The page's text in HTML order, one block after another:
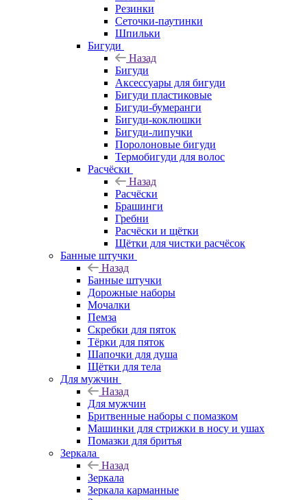
Резинки
Сеточки-паутинки
Шпильки
Бигуди
Назад
Бигуди
Аксессуары для бигуди
Бигуди пластиковые
Бигуди-бумеранги
Бигуди-коклюшки
Бигуди-липучки
Поролоновые бигуди
Термобигуди для волос
Расчёски
Назад
Расчёски
Брашинги
Гребни
Расчёски и щётки
Щётки для чистки расчёсок
Банные штучки
Назад
Банные штучки
Дорожные наборы
Мочалки
Пемза
Скребки для пяток
Тёрки для пяток
Шапочки для душа
Щётки для тела
Для мужчин
Назад
Для мужчин
Бритвенные наборы с помазком
Машинки для стрижки в носу и ушах
Помазки для бритья
Зеркала
Назад
Зеркала
Зеркала карманные